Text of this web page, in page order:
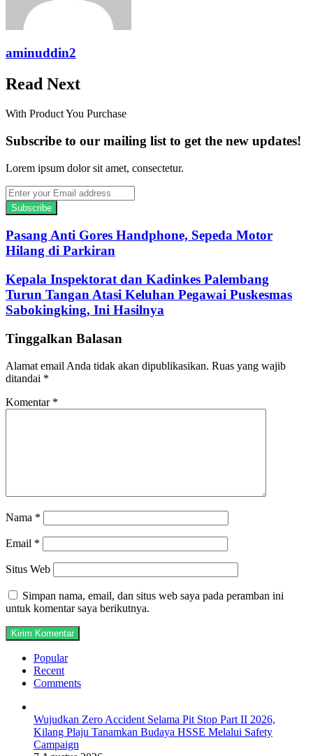
aminuddin2
Read Next
With Product You Purchase
Subscribe to our mailing list to get the new updates!
Lorem ipsum dolor sit amet, consectetur.
Enter
your
Email
address
Pasang Anti Gores Handphone, Sepeda Motor
Hilang di Parkiran
Kepala Inspektorat dan Kadinkes Palembang
Turun Tangan Atasi Keluhan Pegawai Puskesmas
Sabokingking, Ini Hasilnya
Tinggalkan Balasan
Alamat email Anda tidak akan dipublikasikan. Ruas yang wajib
ditandai *
Komentar *
Nama *
Email *
Situs Web
Simpan nama, email, dan situs web saya pada peramban ini
untuk komentar saya berikutnya.
Popular
Recent
Comments
Wujudkan Zero Accident Selama Pit Stop Part II 2026,
Kilang Plaju Tanamkan Budaya HSSE Melalui Safety
Campaign